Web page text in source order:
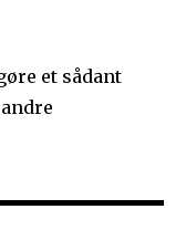
et sådant